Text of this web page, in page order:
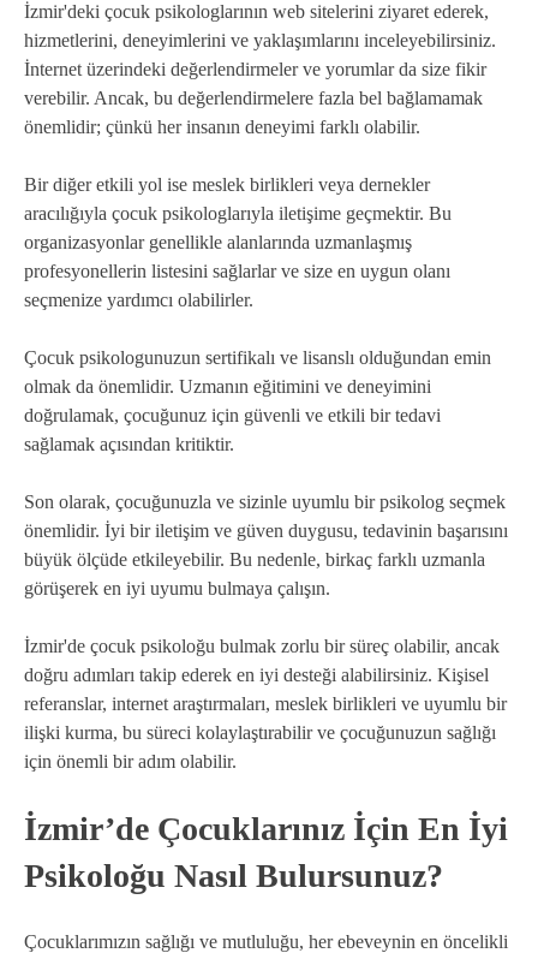
İzmir'deki çocuk psikologlarının web sitelerini ziyaret ederek,
hizmetlerini, deneyimlerini ve yaklaşımlarını inceleyebilirsiniz.
İnternet üzerindeki değerlendirmeler ve yorumlar da size fikir
verebilir. Ancak, bu değerlendirmelere fazla bel bağlamamak
önemlidir; çünkü her insanın deneyimi farklı olabilir.
Bir diğer etkili yol ise meslek birlikleri veya dernekler
aracılığıyla çocuk psikologlarıyla iletişime geçmektir. Bu
organizasyonlar genellikle alanlarında uzmanlaşmış
profesyonellerin listesini sağlarlar ve size en uygun olanı
seçmenize yardımcı olabilirler.
Çocuk psikologunuzun sertifikalı ve lisanslı olduğundan emin
olmak da önemlidir. Uzmanın eğitimini ve deneyimini
doğrulamak, çocuğunuz için güvenli ve etkili bir tedavi
sağlamak açısından kritiktir.
Son olarak, çocuğunuzla ve sizinle uyumlu bir psikolog seçmek
önemlidir. İyi bir iletişim ve güven duygusu, tedavinin başarısını
büyük ölçüde etkileyebilir. Bu nedenle, birkaç farklı uzmanla
görüşerek en iyi uyumu bulmaya çalışın.
İzmir'de çocuk psikoloğu bulmak zorlu bir süreç olabilir, ancak
doğru adımları takip ederek en iyi desteği alabilirsiniz. Kişisel
referanslar, internet araştırmaları, meslek birlikleri ve uyumlu bir
ilişki kurma, bu süreci kolaylaştırabilir ve çocuğunuzun sağlığı
için önemli bir adım olabilir.
İzmir’de Çocuklarınız İçin En İyi
Psikoloğu Nasıl Bulursunuz?
Çocuklarımızın sağlığı ve mutluluğu, her ebeveynin en öncelikli